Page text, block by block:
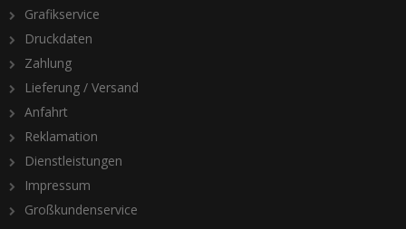
Grafikservice
Druckdaten
Zahlung
Lieferung / Versand
Anfahrt
Reklamation
Dienstleistungen
Impressum
Großkundenservice